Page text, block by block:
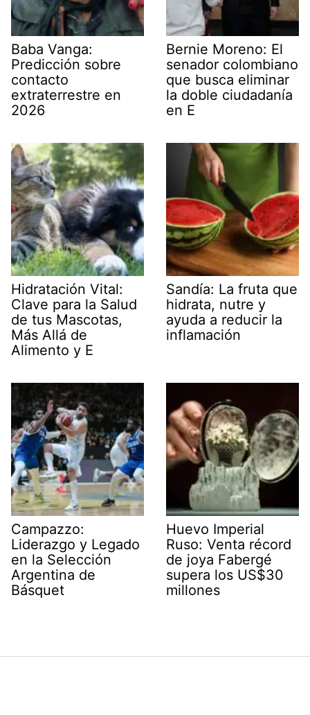
Baba Vanga:
Predicción sobre
contacto
extraterrestre en
2026
Bernie Moreno: El
senador colombiano
que busca eliminar
la doble ciudadanía
en E
Hidratación Vital:
Clave para la Salud
de tus Mascotas,
Más Allá de
Alimento y E
Sandía: La fruta que
hidrata, nutre y
ayuda a reducir la
inflamación
Campazzo:
Liderazgo y Legado
en la Selección
Argentina de
Básquet
Huevo Imperial
Ruso: Venta récord
de joya Fabergé
supera los US$30
millones